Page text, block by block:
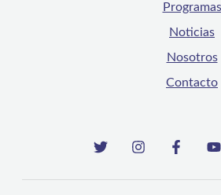
Programas
Noticias
Nosotros
Contacto